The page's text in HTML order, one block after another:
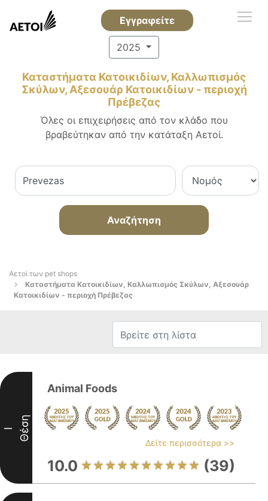
Εγγραφείτε
2025
Καταστήματα Κατοικιδίων, Καλλωπισμός
Σκύλων, Αξεσουάρ Κατοικιδίων - περιοχή
Πρέβεζας
Όλες οι επιχειρήσεις από τον κλάδο που
βραβεύτηκαν από την κατάταξη Αετοί.
Αναζήτηση
Αετοί των pet shops
Καταστήματα Κατοικιδίων, Καλλωπισμός Σκύλων, Αξεσουάρ
Κατοικιδίων - περιοχή Πρέβεζας
I Θέση
Animal Foods
Δείτε περισσότερα >>
10.0 (39)